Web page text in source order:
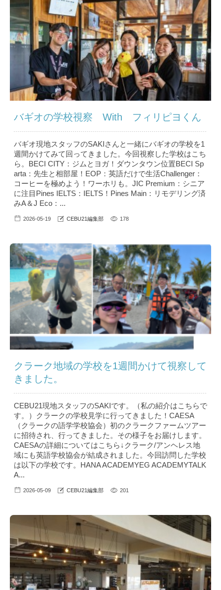
バギオの学校視察 With フィリピヨくん
バギオ現地スタッフのSAKIさんと一緒にバギオの学校を1
週間かけてみて回ってきました。今回視察した学校はこち
ら。BECI CITY：ジムとヨガ！ダウンタウン位置BECI Sp
arta：先生と相部屋！EOP：英語だけで生活Challenger：
コーヒーを極めよう！ワーホリも。JIC Premium：シニア
に注目Pines IELTS：IELTS！Pines Main：リモデリング済
みA＆J Eco：...
2026-05-19 CEBU21編集部 178
クラーク地域の学校を1週間かけて視察して
きました。
CEBU21現地スタッフのSAKIです。（私の紹介はこちら で
す。）クラークの学校見学に行ってきました！CAESA
（クラークの語学学校協会）初のクラークファームツアー
に招待され、行ってきました。その様子をお届けします。
CAESAの詳細についてはこちら↓クラーク/アンヘレス地
域にも英語学校協会が結成されました。今回訪問した学校
は以下の学校です。HANA ACADEMYEG ACADEMYTALK
A...
2026-05-09 CEBU21編集部 201